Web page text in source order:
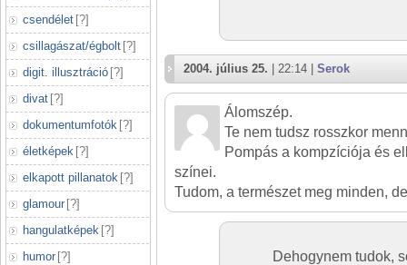
csendélet [?]
csillagászat/égbolt [?]
digit. illusztráció [?]
divat [?]
dokumentumfotók [?]
életképek [?]
elkapott pillanatok [?]
glamour [?]
hangulatképek [?]
humor [?]
2004. július 25. | 22:14 | Serok
Álomszép.
Te nem tudsz rosszkor
Pompás a kompzíciója és
színei.
Tudom, a természet meg minden,
Dehogynem tudok,